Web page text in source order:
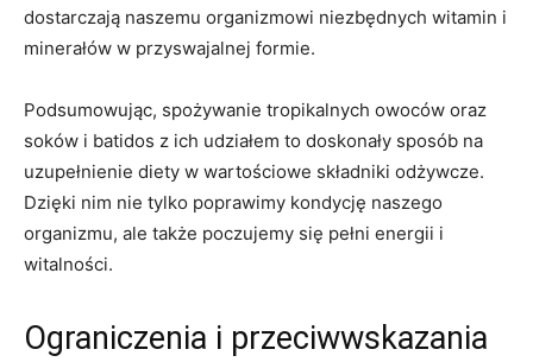
dostarczają naszemu organizmowi⁣ niezbędnych witamin i
minerałów w przyswajalnej formie.
Podsumowując,⁤ spożywanie tropikalnych owoców oraz
soków i batidos z ich ⁢udziałem to ‍doskonały sposób ‍na
uzupełnienie diety w wartościowe składniki ‍odżywcze.
⁣Dzięki nim nie tylko poprawimy kondycję naszego
organizmu, ale ⁤także poczujemy się pełni ⁢energii i
witalności.
Ograniczenia i przeciwwskazania